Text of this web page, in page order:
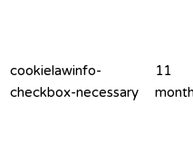
cookielawinfo-
checkbox-necessary
11